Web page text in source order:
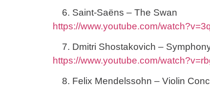
Saint-Saëns – The Swan
https://www.youtube.com/
Dmitri Shostakovich –
https://www.youtube.com/
Felix Mendelssohn – Violin